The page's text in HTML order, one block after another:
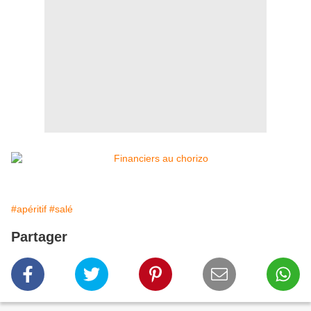
#apéritif #salé
Partager